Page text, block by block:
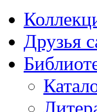
Друзья